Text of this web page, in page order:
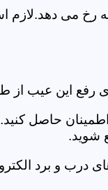
رخ می
این عیب از
حاصل
شوید.
درب و برد